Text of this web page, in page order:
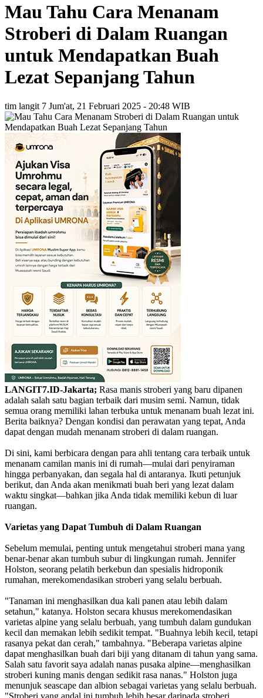
Mau Tahu Cara Menanam
Stroberi di Dalam Ruangan
untuk Mendapatkan Buah
Lezat Sepanjang Tahun
tim langit 7 Jum'at, 21 Februari 2025 - 20:48 WIB
LANGIT7.ID-Jakarta; Rasa manis stroberi yang baru dipanen
adalah salah satu bagian terbaik dari musim semi. Namun, tidak
semua orang memiliki lahan terbuka untuk menanam buah lezat ini.
Berita baiknya? Dengan kondisi dan perawatan yang tepat, Anda
dapat dengan mudah menanam stroberi di dalam ruangan.
Di sini, kami berbicara dengan para ahli tentang cara terbaik untuk
menanam camilan manis ini di rumah—mulai dari penyiraman
hingga perbanyakan, dan segala hal di antaranya. Ikuti petunjuk
berikut, dan Anda akan menikmati buah beri yang lezat dalam
waktu singkat—bahkan jika Anda tidak memiliki kebun di luar
ruangan.
Varietas yang Dapat Tumbuh di Dalam Ruangan
Sebelum memulai, penting untuk mengetahui stroberi mana yang
benar-benar akan tumbuh subur di lingkungan rumah. Jennifer
Holston, seorang pelatih berkebun dan spesialis hidroponik
rumahan, merekomendasikan stroberi yang selalu berbuah.
"Tanaman ini menghasilkan dua kali panen atau lebih dalam
setahun," katanya. Holston secara khusus merekomendasikan
varietas alpine yang selalu berbuah, yang tumbuh dalam gundukan
kecil dan memakan lebih sedikit tempat. "Buahnya lebih kecil, tetapi
rasanya pekat dan cerah," tambahnya. "Beberapa varietas alpine
dapat menghasilkan buah dari biji yang ditanam di tahun yang sama.
Salah satu favorit saya adalah nanas pusaka alpine—menghasilkan
stroberi kuning manis dengan sedikit rasa nanas." Holston juga
menunjuk seascape dan albion sebagai varietas yang selalu berbuah.
"Stroberi yang andal ini tumbuh lebih besar daripada stroberi